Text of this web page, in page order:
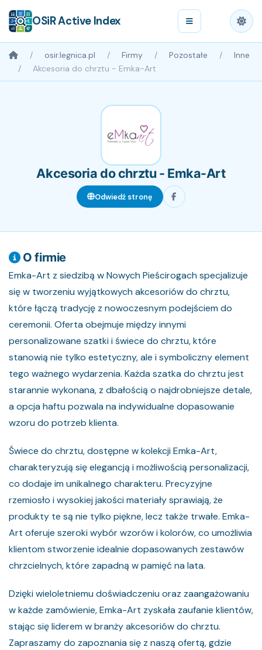
OSiR Active Index
osir.legnica.pl Firmy Pozostałe
Inne
Akcesoria do chrztu - Emka-Art
Akcesoria do chrztu - Emka-Art
Odwiedź stronę
O firmie
Emka-Art z siedzibą w Nowych Pieścirogach specjalizuje
się w tworzeniu wyjątkowych akcesoriów do chrztu,
które łączą tradycję z nowoczesnym podejściem do
ceremonii. Oferta obejmuje między innymi
personalizowane szatki i świece do chrztu, które
stanowią nie tylko estetyczny, ale i symboliczny element
tego ważnego wydarzenia. Każda szatka do chrztu jest
starannie wykonana, z dbałością o najdrobniejsze detale,
a opcja haftu pozwala na indywidualne dopasowanie
wzoru do potrzeb klienta.
Świece do chrztu, dostępne w kolekcji Emka-Art,
charakteryzują się elegancją i możliwością personalizacji,
co dodaje im unikalnego charakteru. Precyzyjne
rzemiosło i wysokiej jakości materiały sprawiają, że
produkty te są nie tylko piękne, lecz także trwałe. Emka-
Art oferuje szeroki wybór wzorów i kolorów, co umożliwia
klientom stworzenie idealnie dopasowanych zestawów
chrzcielnych, które zapadną w pamięć na lata.
Dzięki wieloletniemu doświadczeniu oraz zaangażowaniu
w każde zamówienie, Emka-Art zyskała zaufanie klientów,
stając się liderem w branży akcesoriów do chrztu.
Zapraszamy do zapoznania się z naszą ofertą, gdzie